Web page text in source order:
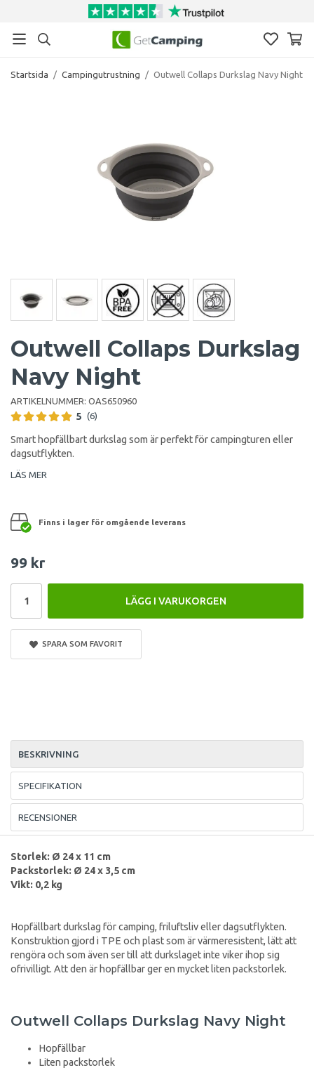
Startsida / Campingutrustning / Outwell Collaps Durkslag Navy Night
Outwell Collaps Durkslag
Navy Night
ARTIKELNUMMER: OAS650960
5 (6)
Smart hopfällbart durkslag som är perfekt för campingturen eller
dagsutflykten.
LÄS MER
Finns i lager för omgående leverans
99 kr
LÄGG I VARUKORGEN
SPARA SOM FAVORIT
BESKRIVNING
SPECIFIKATION
RECENSIONER
Storlek: Ø 24 x 11 cm
Packstorlek: Ø 24 x 3,5 cm
Vikt: 0,2 kg
Hopfällbart durkslag för camping, friluftsliv eller dagsutflykten.
Konstruktion gjord i TPE och plast som är värmeresistent, lätt att
rengöra och som även ser till att durkslaget inte viker ihop sig
ofrivilligt. Att den är hopfällbar ger en mycket liten packstorlek.
Outwell Collaps Durkslag Navy Night
Hopfällbar
Liten packstorlek